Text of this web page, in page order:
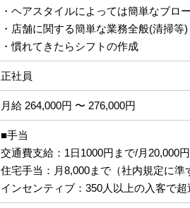
・ヘアスタイルによっては簡単なブロ
・店舗に関する簡単な業務全般(清掃等)
・慣れてきたらシフトの作成
正社員
月給 264,000円 〜 276,000円
■手当
交通費支給：1日1000円まで/月20,000
住宅手当：月8,000まで（社内規定に準
インセンティブ：350人以上の入客で